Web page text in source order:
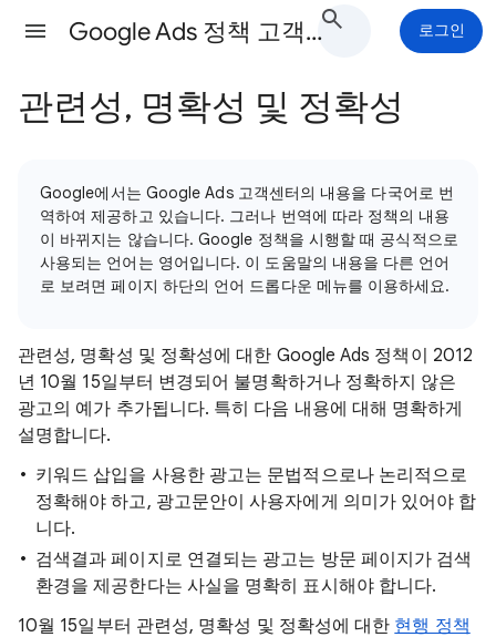
Google Ads 정책 고객센터 로그인
관련성, 명확성 및 정확성
Google에서는 Google Ads 고객센터의 내용을 다국어로 번
역하여 제공하고 있습니다. 그러나 번역에 따라 정책의 내용
이 바뀌지는 않습니다. Google 정책을 시행할 때 공식적으로
사용되는 언어는 영어입니다. 이 도움말의 내용을 다른 언어
로 보려면 페이지 하단의 언어 드롭다운 메뉴를 이용하세요.
관련성, 명확성 및 정확성에 대한 Google Ads 정책이 2012
년 10월 15일부터 변경되어 불명확하거나 정확하지 않은
광고의 예가 추가됩니다. 특히 다음 내용에 대해 명확하게
설명합니다.
키워드 삽입을 사용한 광고는 문법적으로나 논리적으로
정확해야 하고, 광고문안이 사용자에게 의미가 있어야 합
니다.
검색결과 페이지로 연결되는 광고는 방문 페이지가 검색
환경을 제공한다는 사실을 명확히 표시해야 합니다.
10월 15일부터 관련성, 명확성 및 정확성에 대한 현행 정책